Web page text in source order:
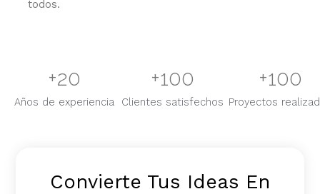
todos.
Años de experiencia
+20
Clientes satisfechos
+100
Proyectos
+100
Convierte Tus Ideas En